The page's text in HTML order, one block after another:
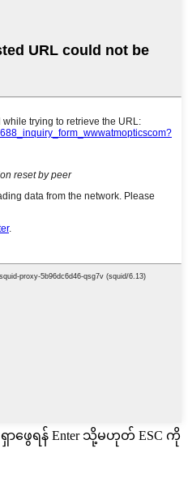
ရှာဖွေရန် Enter သို့မဟုတ် ESC ကို